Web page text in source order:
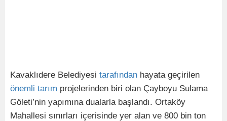
Kavaklıdere Belediyesi tarafından hayata geçirilen
önemli tarım projelerinden biri olan Çayboyu Sulama
Göleti’nin yapımına dualarla başlandı. Ortaköy
Mahallesi sınırları içerisinde yer alan ve 800 bin ton